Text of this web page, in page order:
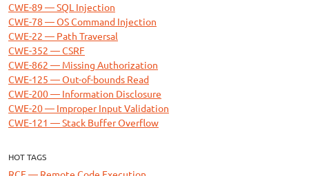
CWE-89 — SQL Injection
CWE-78 — OS Command Injection
CWE-22 — Path Traversal
CWE-352 — CSRF
CWE-862 — Missing Authorization
CWE-125 — Out-of-bounds Read
CWE-200 — Information Disclosure
CWE-20 — Improper Input Validation
CWE-121 — Stack Buffer Overflow
HOT TAGS